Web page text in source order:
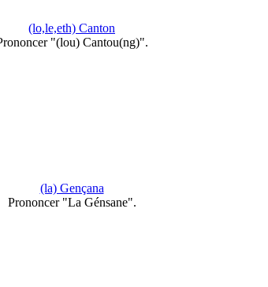
(lo,le,eth) Canton
"(lou) Cantou(ng)".
(la) Gençana
Prononcer "La Génsane".